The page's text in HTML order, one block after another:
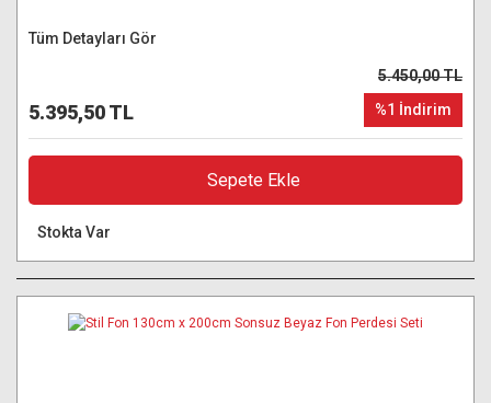
Tüm Detayları Gör
5.395,50 TL
5.450,00 TL
%1 İndirim
Sepete Ekle
Stokta Var